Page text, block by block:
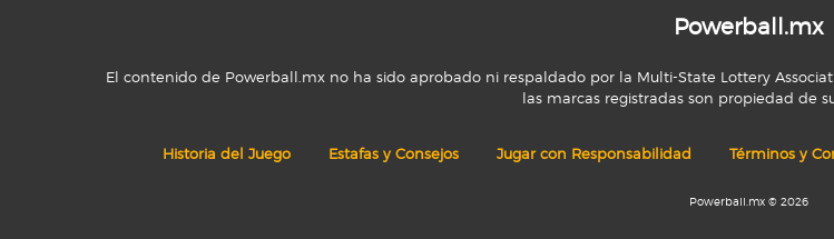
Powerball.mx
El contenido de Powerball.mx no ha sido aprobado ni respaldado por la Multi-State Lottery
las marcas registradas son propiedad de
Historia del Juego Estafas y Consejos Jugar con Responsabilidad Términos y
Powerball.mx © 2026